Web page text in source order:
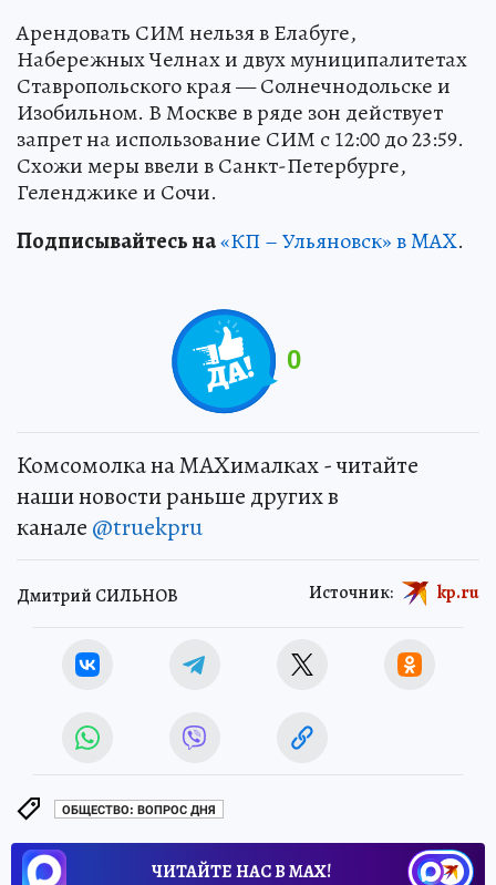
Арендовать СИМ нельзя в Елабуге,
Набережных Челнах и двух муниципалитетах
Ставропольского края — Солнечнодольске и
Изобильном. В Москве в ряде зон действует
запрет на использование СИМ с 12:00 до 23:59.
Схожи меры ввели в Санкт-Петербурге,
Геленджике и Сочи.
Подписывайтесь на«КП – Ульяновск» в MAX.
0
Комсомолка на MAXималках - читайте
наши новости раньше других в
канале @truekpru
Дмитрий СИЛЬНОВ Источник: kp.ru
ОБЩЕСТВО: ВОПРОС ДНЯ
ЧИТАЙТЕ НАС В МАХ!